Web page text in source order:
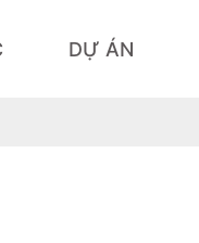
DỰ ÁN